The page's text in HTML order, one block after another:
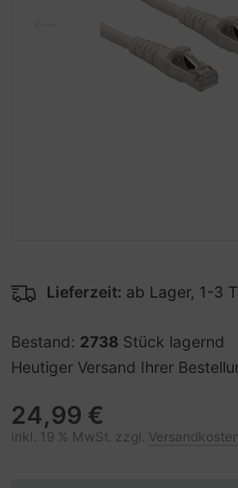
Lieferzeit: ab Lager, 1-3
Bestand: 2738 Stück lagernd
Heutiger Versand Ihrer
24,99 €
inkl. 19 % MwSt. zzgl. Versandkosten
und Navigation
Zubehör
Mobiltelefone
CD/DVD/BluRay
& Festplatten
Modding
Netzwerkgeräte
Folien, Etiketten
Tinten Minen